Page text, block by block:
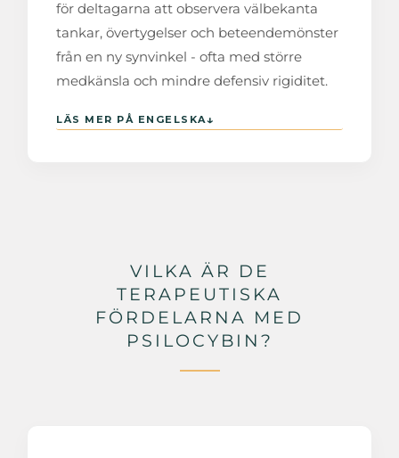
för deltagarna att observera välbekanta
tankar, övertygelser och beteendemönster
från en ny synvinkel - ofta med större
medkänsla och mindre defensiv rigiditet.
LÄS MER PÅ ENGELSKA↓
VILKA ÄR DE
TERAPEUTISKA
FÖRDELARNA MED
PSILOCYBIN?